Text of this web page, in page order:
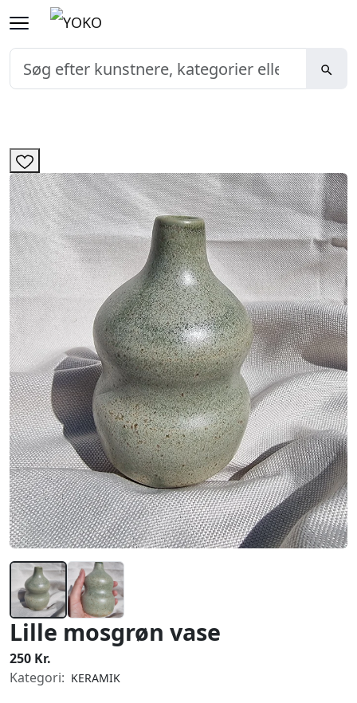
Lille mosgrøn vase
250 Kr.
Kategori: KERAMIK